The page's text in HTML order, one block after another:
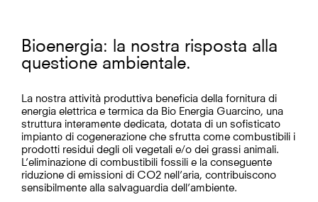
Bioenergia: la nostra risposta alla
questione ambientale.
La nostra attività produttiva beneficia della fornitura di
energia elettrica e termica da Bio Energia Guarcino, una
struttura interamente dedicata, dotata di un sofisticato
impianto di cogenerazione che sfrutta come combustibili i
prodotti residui degli oli vegetali e/o dei grassi animali.
L’eliminazione di combustibili fossili e la conseguente
riduzione di emissioni di CO2 nell’aria, contribuiscono
sensibilmente alla salvaguardia dell’ambiente.